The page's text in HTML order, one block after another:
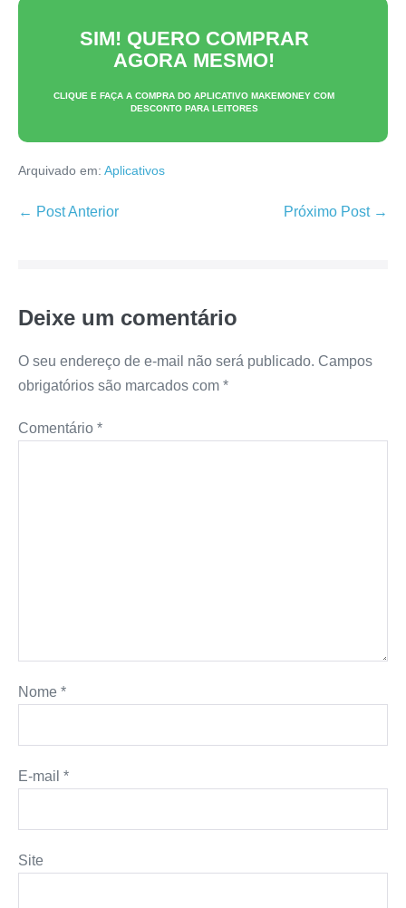
SIM! QUERO COMPRAR
AGORA MESMO!
CLIQUE E FAÇA A COMPRA DO APLICATIVO MAKEMONEY COM
DESCONTO PARA LEITORES
Arquivado em: Aplicativos
Navegação
← Post Anterior Próximo Post →
Deixe um comentário
O seu endereço de e-mail não será publicado. Campos
obrigatórios são marcados com *
Comentário *
Nome *
E-mail *
Site